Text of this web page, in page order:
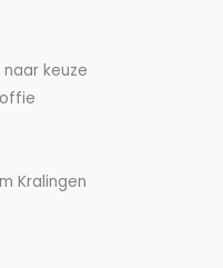
keuze
Kralingen